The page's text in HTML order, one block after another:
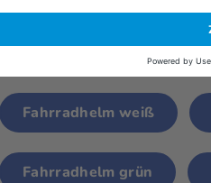
Fahrradhelm für 1 Jährige
Fahrradhelm weiß
Fahrradhelm grün